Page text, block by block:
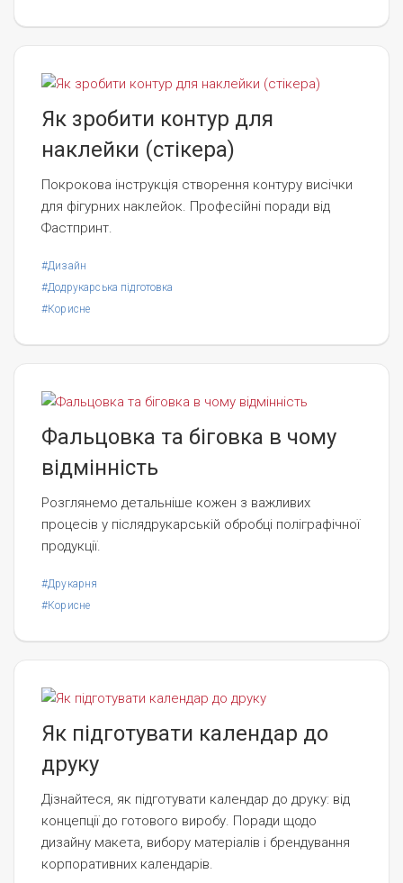
Як зробити контур для
наклейки (стікера)
Покрокова інструкція створення контуру висічки
для фігурних наклейок. Професійні поради від
Фастпринт.
#Дизайн
#Додрукарська підготовка
#Корисне
Фальцовка та біговка в чому
відмінність
Розглянемо детальніше кожен з важливих
процесів у післядрукарській обробці поліграфічної
продукції.
#Друкарня
#Корисне
Як підготувати календар до
друку
Дізнайтеся, як підготувати календар до друку: від
концепції до готового виробу. Поради щодо
дизайну макета, вибору матеріалів і брендування
корпоративних календарів.